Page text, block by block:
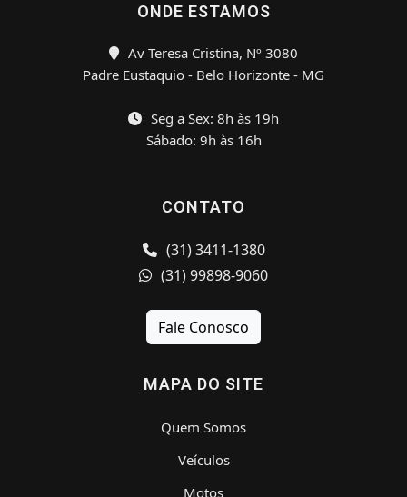
ONDE ESTAMOS
Av Teresa Cristina, Nº 3080
Padre Eustaquio - Belo Horizonte - MG
Seg a Sex: 8h às 19h
Sábado: 9h às 16h
CONTATO
(31) 3411-1380
(31) 99898-9060
Fale Conosco
MAPA DO SITE
Quem Somos
Veículos
Motos